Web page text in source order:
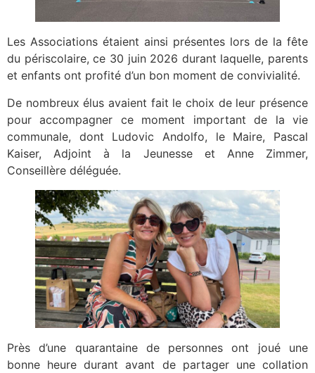
Les Associations étaient ainsi présentes lors de la fête
du périscolaire, ce 30 juin 2026 durant laquelle, parents
et enfants ont profité d’un bon moment de convivialité.
De nombreux élus avaient fait le choix de leur présence
pour accompagner ce moment important de la vie
communale, dont Ludovic Andolfo, le Maire, Pascal
Kaiser, Adjoint à la Jeunesse et Anne Zimmer,
Conseillère déléguée.
Près d’une quarantaine de personnes ont joué une
bonne heure durant avant de partager une collation